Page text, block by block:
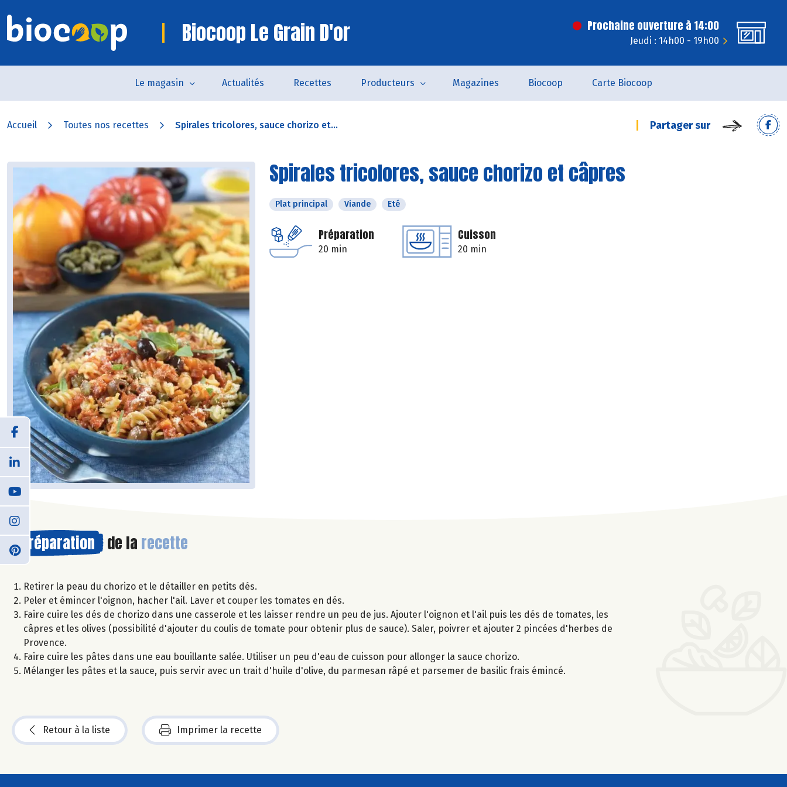
Biocoop Le Grain D'or Prochaine ouverture à 14:00
Jeudi : 14h00 - 19h00
Le magasin Actualités Recettes Producteurs Magazines Biocoop Carte Biocoop
Accueil Toutes nos recettes Spirales tricolores, sauce chorizo et... Partager sur
Spirales tricolores, sauce chorizo et câpres
Plat principal Viande Eté
Préparation
20 min
Cuisson
20 min
Préparation de la recette
Retirer la peau du chorizo et le détailler en petits dés.
Peler et émincer l'oignon, hacher l'ail. Laver et couper les tomates en dés.
Faire cuire les dés de chorizo dans une casserole et les laisser rendre un peu de jus. Ajouter l'oignon et l'ail puis les dés de tomates, les
câpres et les olives (possibilité d'ajouter du coulis de tomate pour obtenir plus de sauce). Saler, poivrer et ajouter 2 pincées d'herbes de
Provence.
Faire cuire les pâtes dans une eau bouillante salée. Utiliser un peu d'eau de cuisson pour allonger la sauce chorizo.
Mélanger les pâtes et la sauce, puis servir avec un trait d'huile d'olive, du parmesan râpé et parsemer de basilic frais émincé.
Retour à la liste Imprimer la recette